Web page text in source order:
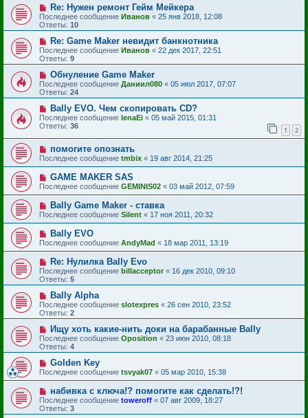
Re: Нужен ремонт Гейм Мейкера
Последнее сообщение Иванов « 25 янв 2018, 12:08
Ответы: 10
Re: Game Maker невидит банкнотника
Последнее сообщение Иванов « 22 дек 2017, 22:51
Ответы: 9
Обнуление Game Maker
Последнее сообщение Даниил080 « 05 июл 2017, 07:07
Ответы: 24
Bally EVO. Чем скопировать CD?
Последнее сообщение lenaEi « 05 май 2015, 01:31
Ответы: 36 1 2
помогите опознать
Последнее сообщение tmbix « 19 авг 2014, 21:25
GAME MAKER SAS
Последнее сообщение GEMINIS02 « 03 май 2012, 07:59
Bally Game Maker - ставка
Последнее сообщение Silent « 17 ноя 2011, 20:32
Bally EVO
Последнее сообщение AndyMad « 18 мар 2011, 13:19
Re: Нулилка Bally Evo
Последнее сообщение billacceptor « 16 дек 2010, 09:10
Ответы: 5
Bally Alpha
Последнее сообщение slotexpres « 26 сен 2010, 23:52
Ответы: 2
Ищу хоть какие-нить доки на барабанные Bally
Последнее сообщение Oposition « 23 июн 2010, 08:18
Ответы: 4
Golden Key
Последнее сообщение tsvyak07 « 05 мар 2010, 15:38
набивка с ключа!? помогите как сделать!?!
Последнее сообщение toweroff « 07 авг 2009, 18:27
Ответы: 3